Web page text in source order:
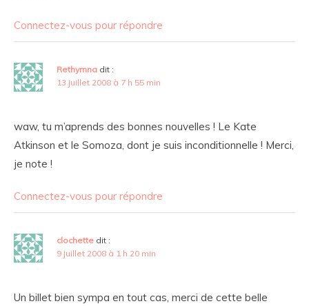
Connectez-vous pour répondre
Rethymna dit :
13 juillet 2008 à 7 h 55 min
waw, tu m’aprends des bonnes nouvelles ! Le Kate
Atkinson et le Somoza, dont je suis inconditionnelle ! Merci,
je note !
Connectez-vous pour répondre
clochette dit :
9 juillet 2008 à 1 h 20 min
Un billet bien sympa en tout cas, merci de cette belle